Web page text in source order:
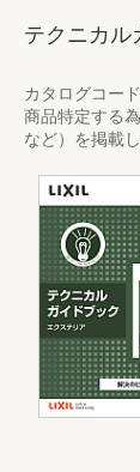
テクニカル
カタログコー
商品特定する
など）を掲載